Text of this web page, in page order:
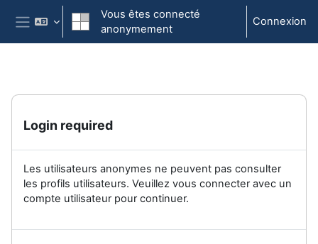
Passer au contenu principal
Panneau latéral
Vous êtes connecté
anonymement
Connexion
Login required
Les utilisateurs anonymes ne peuvent pas consulter
les profils utilisateurs. Veuillez vous connecter avec un
compte utilisateur pour continuer.